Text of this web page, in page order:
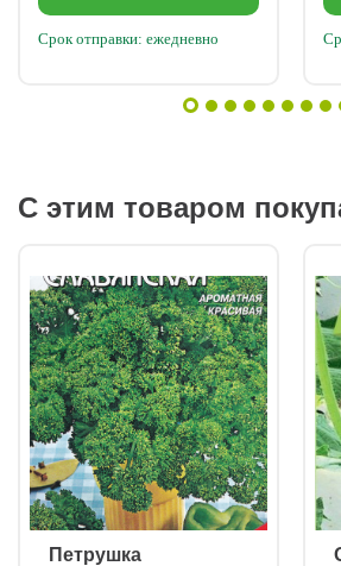
Срок отправки: ежедневно
С этим товаром
ㅤ Петрушка